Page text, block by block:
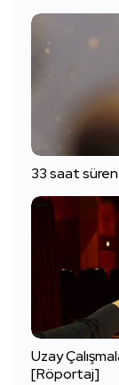
33 saat
Uzay
[Röportaj]